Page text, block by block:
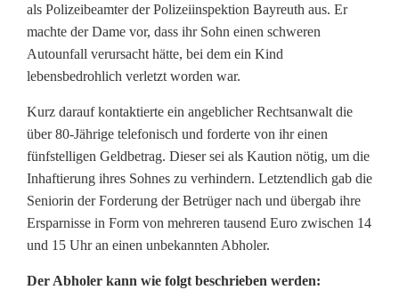
e
r
g
i
b
t
m
e
h
als Polizeibeamter der Polizeiinspektion Bayreuth aus. Er
machte der Dame vor, dass ihr Sohn einen schweren
Autounfall verursacht hätte, bei dem ein Kind
lebensbedrohlich verletzt worden war.
Kurz darauf kontaktierte ein angeblicher Rechtsanwalt die
über 80-Jährige telefonisch und forderte von ihr einen
fünfstelligen Geldbetrag. Dieser sei als Kaution nötig, um die
Inhaftierung ihres Sohnes zu verhindern. Letztendlich gab die
Seniorin der Forderung der Betrüger nach und übergab ihre
Ersparnisse in Form von mehreren tausend Euro zwischen 14
und 15 Uhr an einen unbekannten Abholer.
Der Abholer kann wie folgt beschrieben werden: